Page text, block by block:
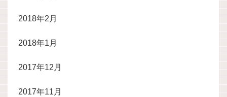
2018年2月
2018年1月
2017年12月
2017年11月